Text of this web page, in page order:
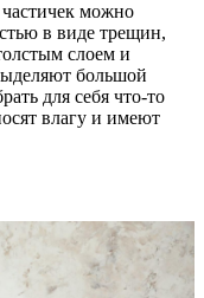
можно
в виде трещин,
слоем и
большой
для себя что-то
влагу и имеют